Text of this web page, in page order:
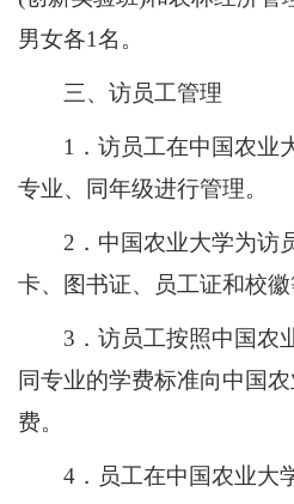
男女各1名。
三、访员工管理
1．访员工在中国农业
专业、同年级进行管理。
2．中国农业大学为访
卡、图书证、员工证和校徽
3．访员工按照中国农
同专业的学费标准向中国
费。
4．员工在中国农业大